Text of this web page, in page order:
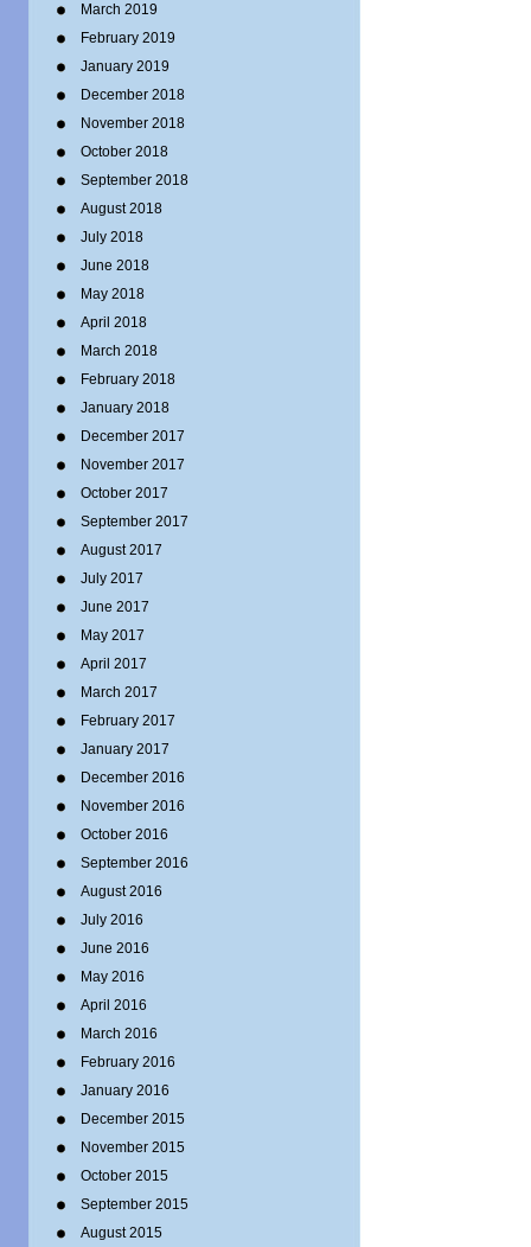
March 2019
February 2019
January 2019
December 2018
November 2018
October 2018
September 2018
August 2018
July 2018
June 2018
May 2018
April 2018
March 2018
February 2018
January 2018
December 2017
November 2017
October 2017
September 2017
August 2017
July 2017
June 2017
May 2017
April 2017
March 2017
February 2017
January 2017
December 2016
November 2016
October 2016
September 2016
August 2016
July 2016
June 2016
May 2016
April 2016
March 2016
February 2016
January 2016
December 2015
November 2015
October 2015
September 2015
August 2015